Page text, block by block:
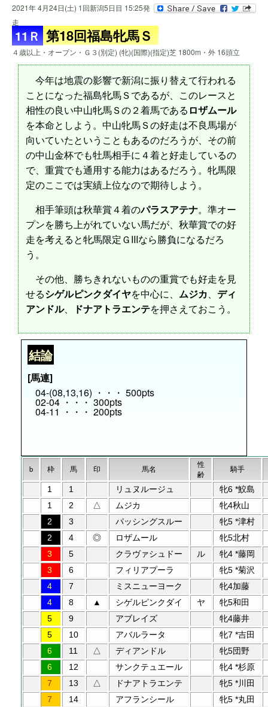
2021年 4月24日(土) 1回新潟5日目 15:25発
走
11Ｒ 第18回福島牝馬Ｓ
４歳以上・オープン・Ｇ３(別定) (牝)(国際)(指定)芝 1800m・外 16頭立
今年は地震の影響で新潟に振り替えて行われる
ことになった福島牝馬Ｓであるが、このレースと
相性の良い中山牝馬Ｓの２着馬である ロザムール
を本命としよう。中山牝馬Ｓの好走は不良馬場が
向いていたということもあるのだろうが、その前
の中山金杯でも牡馬相手に４着と好走しているの
で、重賞でも通用する能力はあるだろう。牝馬限
定のここでは実績上位なので期待しよう。
相手筆頭は秋華賞４着のパラスアテナ。準オー
プンを勝ち上がれていない馬だが、秋華賞での好
走を考えると牝馬限定ＧIIIなら勝負になるだろ
う。
その他、勝ちきれないものの重賞でも好走を見
せるシゲルピンクダイヤを中心に、 ムジカ、 ディ
アンドル、 ドナアトラエンテを押さえておこう。
結論
[馬連]
04-(08,13,16) ・・・ 500pts
02-04 ・・・ 300pts
04-11 ・・・ 200pts
b 枠 馬 印 馬名
性
齢
騎手
1 1 リュヌルージュ
牝6 *鮫島
1
2 △ ムジカ
牝4秋山
2
3 パッシングスルー
牝5 *津村
2
4 ◎ ロザムール
牝5北村
3
5 クラヴァシュドー ル
牝4 *藤岡
3
6 フィリアプーラ
牝5 *菊沢
4
7 ミスニューヨーク
牝4加藤
4
8 ▲ シゲルピンクダイ ヤ
牝5和田
5
9 アブレイズ
牝4藤井
5
10 アバルラータ
牝7 *吉田
6
11 △ ディアンドル
牝5団野
6
12 サンクテュエール
牝4 *杉原
7
13 △ ドナアトラエンテ
牝5 *川田
7
14 アフランシール
牝5 *丸田